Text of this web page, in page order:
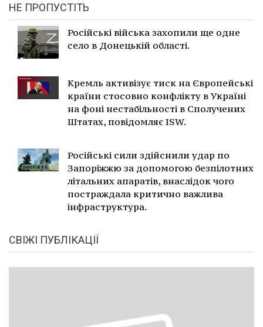
НЕ ПРОПУСТІТЬ
Російські війська захопили ще одне
село в Донецькій області.
Кремль активізує тиск на Європейські
країни стосовно конфлікту в Україні
на фоні нестабільності в Сполучених
Штатах, повідомляє ISW.
Російські сили здійснили удар по
Запоріжжю за допомогою безпілотних
літальних апаратів, внаслідок чого
постраждала критично важлива
інфраструктура.
СВІЖІ ПУБЛІКАЦІЇ